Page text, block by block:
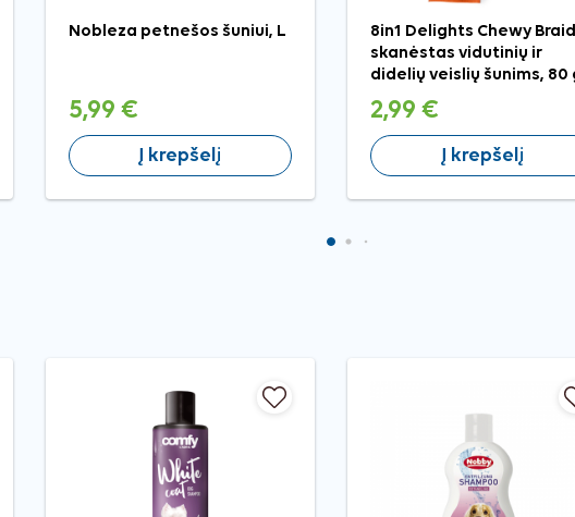
Nobleza petnešos šuniui, L
5,99 €
Į krepšelį
8in1 Delights Chewy
skanėstas vidutinių ir
didelių veislių šunims, 80
2,99 €
Į krepšelį